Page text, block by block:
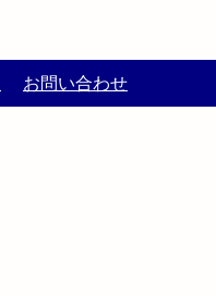
お問い合わせ